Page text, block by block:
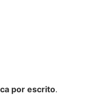
por escrito.